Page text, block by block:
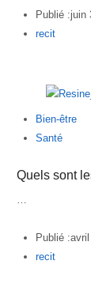
Publié :juin
Author
recit
Bien-être
Santé
Quels sont
…
Publié :
Author
recit